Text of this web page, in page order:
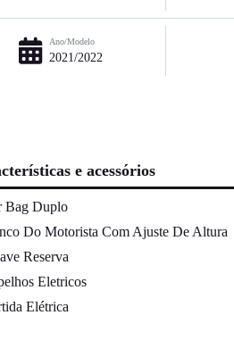
Ano/Modelo
2021/2022
e acessórios
Bag Duplo
Do Motorista Com Ajuste De Altura
Reserva
Eletricos
Elétrica